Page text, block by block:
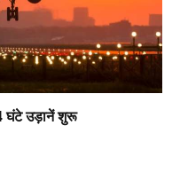
घंटे उड़ानें शुरू